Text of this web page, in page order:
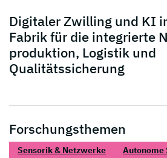
Digitaler Zwilling und KI
Fabrik für die integrierte
produktion, Logistik und
Qualitätssicherung
Forschungsthemen
Sensorik & Netzwerke Autonome